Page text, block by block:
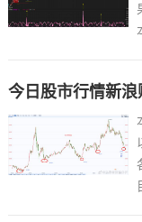
今日股市行情新